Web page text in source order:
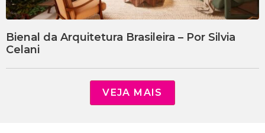
Bienal da Arquitetura Brasileira – Por Silvia
Celani
VEJA MAIS